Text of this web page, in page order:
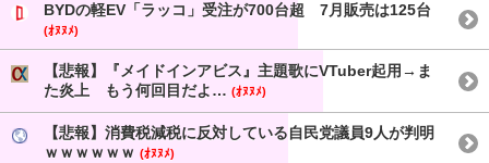
BYDの軽EV「ラッコ」受注が700台超 7月販売は125台
(ｵﾇﾇﾒ)
【悲報】『メイドインアビス』主題歌にVTuber起用→ま
た炎上 もう何回目だよ… (ｵﾇﾇﾒ)
【悲報】消費税減税に反対している自民党議員9人が判明
ｗｗｗｗｗｗ (ｵﾇﾇﾒ)